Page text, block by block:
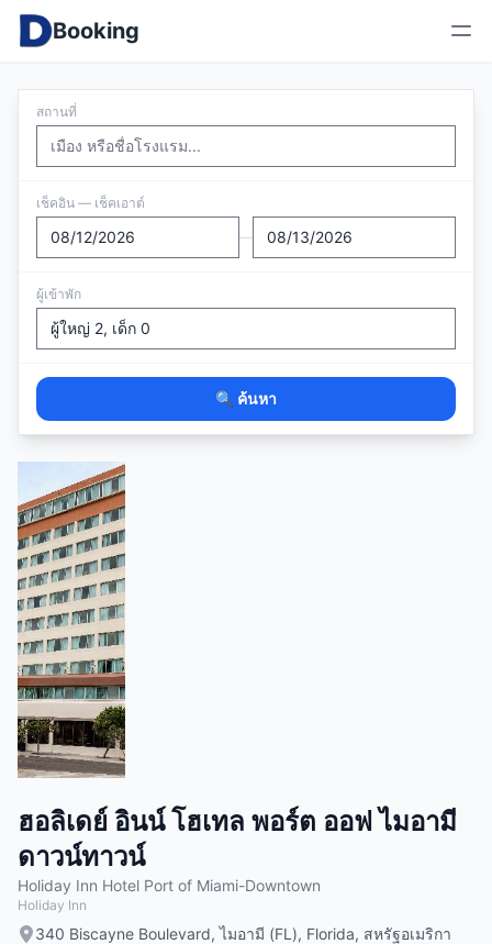
Booking
สถานที่
เช็คอิน — เช็คเอาต์
—
ผู้เข้าพัก
🔍 ค้นหา
ฮอลิเดย์ อินน์ โฮเทล พอร์ต ออฟ ไมอามี
ดาวน์ทาวน์
Holiday Inn Hotel Port of Miami-Downtown
Holiday Inn
340 Biscayne Boulevard, ไมอามี (FL), Florida, สหรัฐอเมริกา